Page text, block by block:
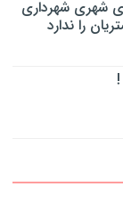
شهری شهرداری
را ندارد
!